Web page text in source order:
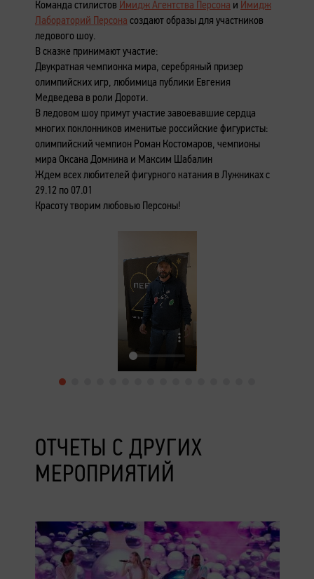
Команда стилистов Имидж Агентства Персона и Имидж
Лабораторий Персона создают образы для участников
ледового шоу.
В сказке принимают участие:
Двукратная чемпионка мира, серебряный призер
олимпийских игр, любимица публики Евгения
Медведева в роли Дороти.
В ледовом шоу примут участие завоевавшие сердца
многих поклонников именитые российские фигуристы:
олимпийский чемпион Роман Костомаров, чемпионы
мира Оксана Домнина и Максим Шабалин
Ждем всех любителей фигурного катания в Лужниках с
29.12 по 07.01
Красоту творим любовью Персоны!
ОТЧЕТЫ С ДРУГИХ
МЕРОПРИЯТИЙ